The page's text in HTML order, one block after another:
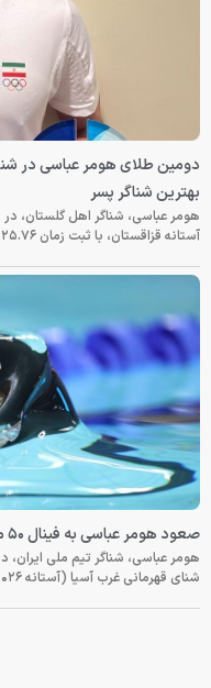
دومین طلای هومر عباسی در
بهترین شناگر پسر
هومر عباسی، شناگر اهل گلستان،
آستانه قزاقستان، با ثبت زمان ۲۵.۷۶ ثانیه در ماده ۵۰ متر کرال پشت به مدال طلا
صعود هومر عباسی به فینال ۵۰ متر کرال پشت مسابقات غرب آسیا
شنای قهرمانی غرب آسیا (آستانه ۲۰۲۶) با ثبت زمان ۲۵.۶۷ ثانیه در جایگاه نخست قرار